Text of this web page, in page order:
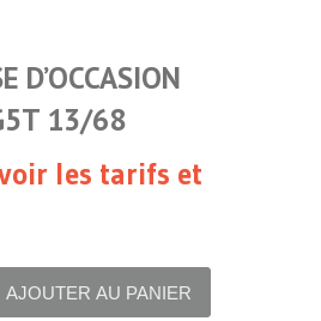
D’OCCASION
13/68
les tarifs et
AJOUTER AU PANIER